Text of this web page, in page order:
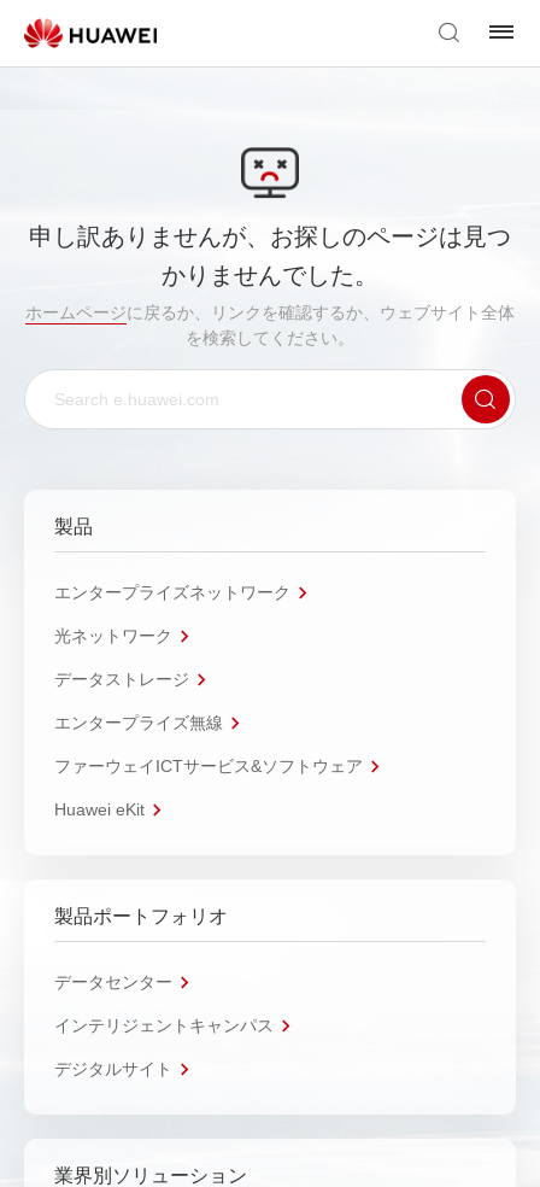
申し訳ありませんが、お探しのページは見つ
かりませんでした。
ホームページに戻るか、リンクを確認するか、ウェブサイト全体
を検索してください。
製品
エンタープライズネットワーク
光ネットワーク
データストレージ
エンタープライズ無線
ファーウェイICTサービス&ソフトウェア
Huawei eKit
製品ポートフォリオ
データセンター
インテリジェントキャンパス
デジタルサイト
業界別ソリューション